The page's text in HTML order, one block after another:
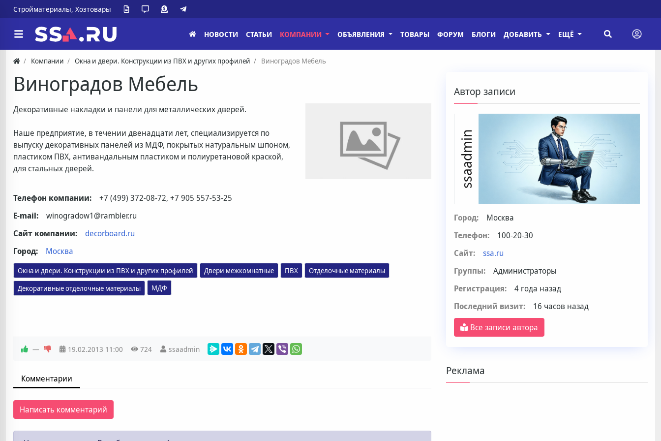
Стройматериалы, Хозтовары
НОВОСТИ СТАТЬИ КОМПАНИИ ОБЪЯВЛЕНИЯ ТОВАРЫ ФОРУМ БЛОГИ ДОБАВИТЬ ЕЩЁ
Компании Окна и двери. Конструкции из ПВХ и других профилей Виноградов Мебель
Виноградов Мебель
Декоративные накладки и панели для металлических дверей.
Наше предприятие, в течении двенадцати лет, специализируется по
выпуску декоративных панелей из МДФ, покрытых натуральным шпоном,
пластиком ПВХ, антивандальным пластиком и полиуретановой краской,
для стальных дверей.
Телефон компании:
+7 (499) 372-08-72, +7 905 557-53-25
E-mail:
winogradow1@rambler.ru
Сайт компании:
decorboard.ru
Город:
Москва
Окна и двери. Конструкции из ПВХ и других профилей Двери межкомнатные ПВХ
Отделочные материалы
Декоративные отделочные материалы
МДФ
— 19.02.2013 11:00 724 ssaadmin
Комментарии
Написать комментарий
Автор записи
ssaadmin
Город:
Москва
Телефон:
100-20-30
Сайт:
ssa.ru
Группы:
Администраторы
Регистрация:
4 года назад
Последний визит:
16 часов назад
Все записи автора
Реклама